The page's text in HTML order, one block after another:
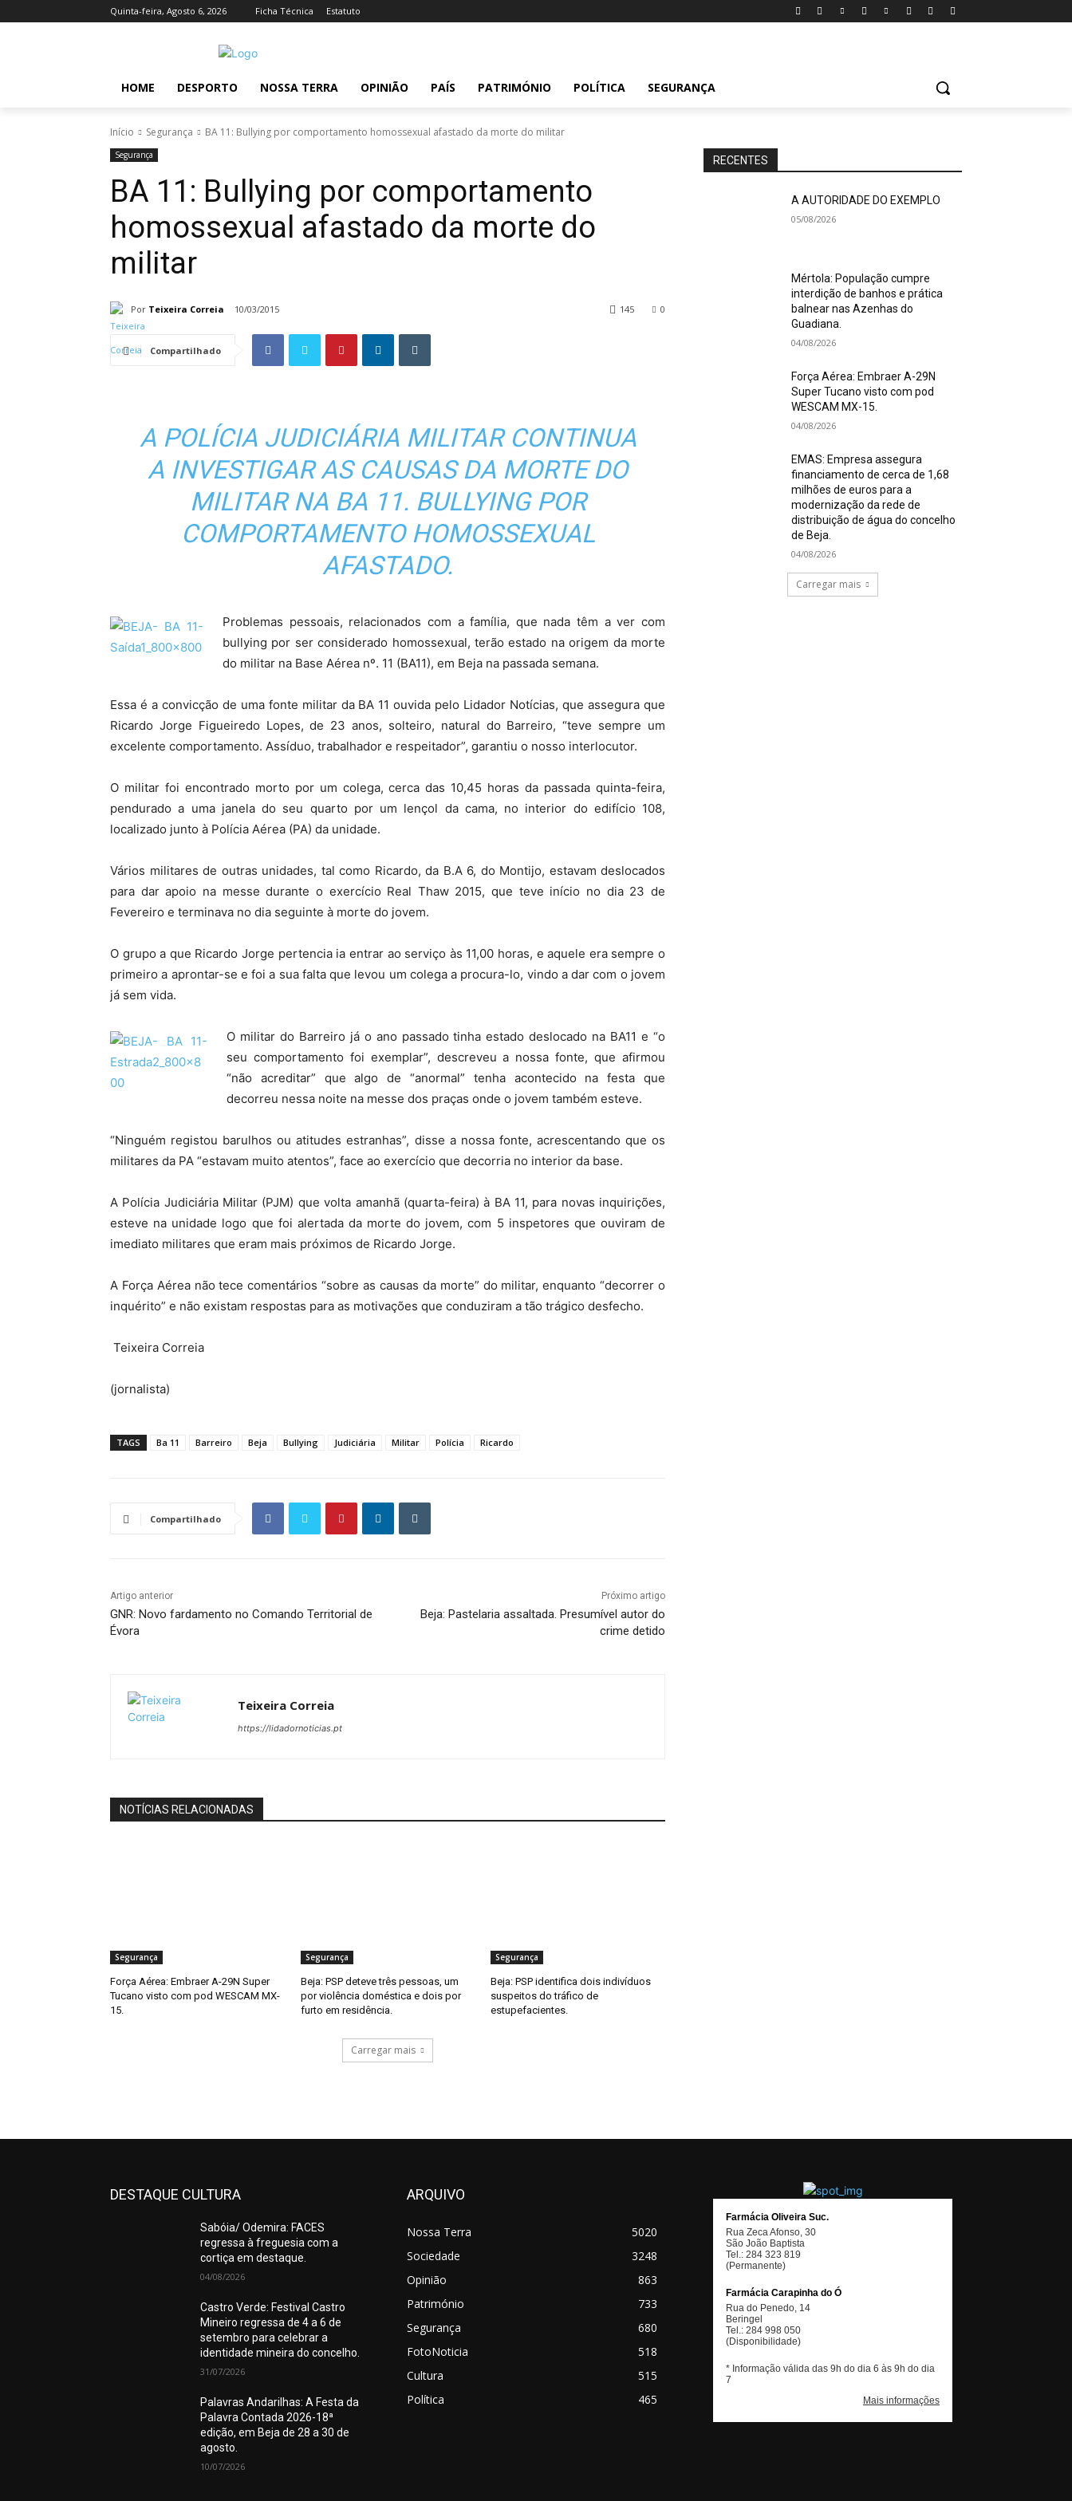
Quinta-feira, Agosto 6, 2026 Ficha Técnica Estatuto
HOME DESPORTO NOSSA TERRA OPINIÃO PAÍS PATRIMÓNIO POLÍTICA SEGURANÇA
Início Segurança BA 11: Bullying por comportamento homossexual afastado da morte do militar
Segurança
BA 11: Bullying por comportamento
homossexual afastado da morte do
militar
Por Teixeira Correia 10/03/2015 0
145
Compartilhado
A POLÍCIA JUDICIÁRIA MILITAR CONTINUA
A INVESTIGAR AS CAUSAS DA MORTE DO
MILITAR NA BA 11. BULLYING POR
COMPORTAMENTO HOMOSSEXUAL
AFASTADO.
Problemas pessoais, relacionados com a família, que nada têm a ver com
bullying por ser considerado homossexual, terão estado na origem da morte
do militar na Base Aérea nº. 11 (BA11), em Beja na passada semana.
Essa é a convicção de uma fonte militar da BA 11 ouvida pelo Lidador Notícias, que assegura que
Ricardo Jorge Figueiredo Lopes, de 23 anos, solteiro, natural do Barreiro, “teve sempre um
excelente comportamento. Assíduo, trabalhador e respeitador”, garantiu o nosso interlocutor.
O militar foi encontrado morto por um colega, cerca das 10,45 horas da passada quinta-feira,
pendurado a uma janela do seu quarto por um lençol da cama, no interior do edifício 108,
localizado junto à Polícia Aérea (PA) da unidade.
Vários militares de outras unidades, tal como Ricardo, da B.A 6, do Montijo, estavam deslocados
para dar apoio na messe durante o exercício Real Thaw 2015, que teve início no dia 23 de
Fevereiro e terminava no dia seguinte à morte do jovem.
O grupo a que Ricardo Jorge pertencia ia entrar ao serviço às 11,00 horas, e aquele era sempre o
primeiro a aprontar-se e foi a sua falta que levou um colega a procura-lo, vindo a dar com o jovem
já sem vida.
O militar do Barreiro já o ano passado tinha estado deslocado na BA11 e “o
seu comportamento foi exemplar”, descreveu a nossa fonte, que afirmou
“não acreditar” que algo de “anormal” tenha acontecido na festa que
decorreu nessa noite na messe dos praças onde o jovem também esteve.
“Ninguém registou barulhos ou atitudes estranhas”, disse a nossa fonte, acrescentando que os
militares da PA “estavam muito atentos”, face ao exercício que decorria no interior da base.
A Polícia Judiciária Militar (PJM) que volta amanhã (quarta-feira) à BA 11, para novas inquirições,
esteve na unidade logo que foi alertada da morte do jovem, com 5 inspetores que ouviram de
imediato militares que eram mais próximos de Ricardo Jorge.
A Força Aérea não tece comentários “sobre as causas da morte” do militar, enquanto “decorrer o
inquérito” e não existam respostas para as motivações que conduziram a tão trágico desfecho.
Teixeira Correia
(jornalista)
TAGS Ba 11 Barreiro Beja Bullying Judiciária Militar Polícia Ricardo
Compartilhado
Artigo anterior
GNR: Novo fardamento no Comando Territorial de
Évora
Próximo artigo
Beja: Pastelaria assaltada. Presumível autor do
crime detido
Teixeira Correia
https://lidadornoticias.pt
NOTÍCIAS RELACIONADAS
Segurança
Força Aérea: Embraer A-29N Super
Tucano visto com pod WESCAM MX-
15.
Segurança
Beja: PSP deteve três pessoas, um
por violência doméstica e dois por
furto em residência.
Segurança
Beja: PSP identifica dois indivíduos
suspeitos do tráfico de
estupefacientes.
Carregar mais
RECENTES
A AUTORIDADE DO EXEMPLO
05/08/2026
Mértola: População cumpre
interdição de banhos e prática
balnear nas Azenhas do
Guadiana.
04/08/2026
Força Aérea: Embraer A-29N
Super Tucano visto com pod
WESCAM MX-15.
04/08/2026
EMAS: Empresa assegura
financiamento de cerca de 1,68
milhões de euros para a
modernização da rede de
distribuição de água do concelho
de Beja.
04/08/2026
Carregar mais
DESTAQUE CULTURA
Sabóia/ Odemira: FACES
regressa à freguesia com a
cortiça em destaque.
04/08/2026
Castro Verde: Festival Castro
Mineiro regressa de 4 a 6 de
setembro para celebrar a
identidade mineira do concelho.
31/07/2026
Palavras Andarilhas: A Festa da
Palavra Contada 2026-18ª
edição, em Beja de 28 a 30 de
agosto.
10/07/2026
ARQUIVO
Nossa Terra
5020
Sociedade
3248
Opinião
863
Património
733
Segurança
680
FotoNoticia
518
Cultura
515
Política
465